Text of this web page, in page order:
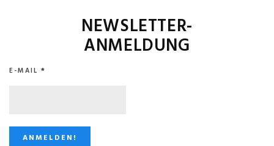
NEWSLETTER-
ANMELDUNG
E-MAIL *